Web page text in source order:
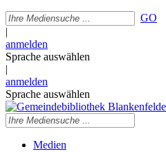
GO
|
anmelden
Sprache auswählen
|
anmelden
Sprache auswählen
Medien